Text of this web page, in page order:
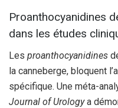
Proanthocyanidines
dans les études
Les proanthocyanidines
la canneberge, bloquent
spécifique. Une méta-
Journal of Urologya